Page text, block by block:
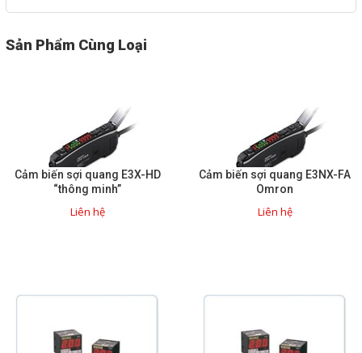
Sản Phẩm Cùng Loại
Cảm biến sợi quang E3X-HD
“thông minh”
Liên hệ
Cảm biến sợi quang E3NX-FA
Omron
Liên hệ
Bộ đếm - Bộ hẹn giờ
Đồng hồ đo đa năng
Dịch vụ
Thiết kế phần mềm giám sát
và quản lý
Sửa chữa màn hình HMI